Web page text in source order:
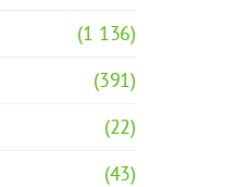
(1 136)
(391)
(22)
(43)